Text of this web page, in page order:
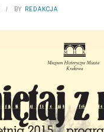
BY REDAKCJA